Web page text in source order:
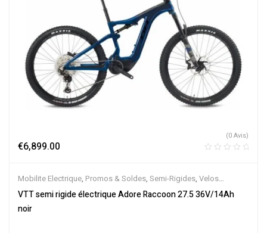
€6,899.00
(0 Avis)
Mobilite Electrique, Promos & Soldes, Semi-Rigides, Velos
Electriques,VTT Électriques
VTT semi rigide électrique Adore Raccoon 27.5 36V/14Ah
noir